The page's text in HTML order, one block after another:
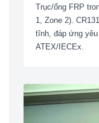
Trục/ống FRP
1, Zone 2).
tĩnh, đáp ứng
ATEX/IECEx.